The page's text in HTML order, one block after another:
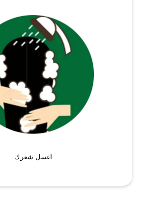
اغسل شعرك